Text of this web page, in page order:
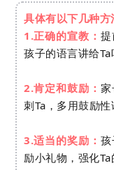
具体有以下几种方
1.正确的宣教：
孩子的语言讲给Ta
2.肯定和鼓励：
刺Ta，多用鼓励性
3.适当的奖励：
励小礼物，强化Ta